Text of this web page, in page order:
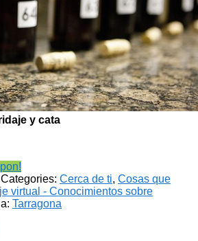
y cata
Categories: Cerca de ti, Cosas que
virtual - Conocimientos sobre
Tarragona